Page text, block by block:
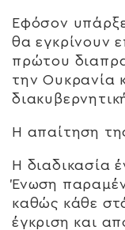
Εφόσον
θα εγκρίνουν
πρώτου
την Ουκρανία
Η απαίτηση
Η διαδικασία
Ένωση
καθώς κάθε
έγκριση και